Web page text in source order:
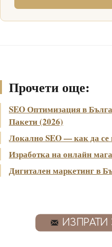
Прочети още:
SEO Оптимизация в
Пакети (2026)
Локално SEO — как да
Изработка на онлайн
Дигитален маркетинг в